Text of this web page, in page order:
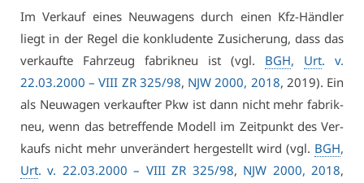
Im Ver­kauf ei­nes Neu­wa­gens durch ei­nen Kfz-Händ­ler
liegt in der Re­gel die kon­klu­den­te Zu­si­che­rung, dass das
ver­kauf­te Fahr­zeug fa­brik­neu ist (vgl. BGH, Urt. v.
22.03.2000 –VI­II ZR 325/98, NJW 2000, 2018, 2019). Ein
als Neu­wa­gen ver­kauf­ter Pkw ist dann nicht mehr fa­brik­
neu, wenn das be­tref­fen­de Mo­dell im Zeit­punkt des Ver­
kaufs nicht mehr un­ver­än­dert her­ge­stellt wird (vgl. BGH,
Urt. v. 22.03.2000 – VI­II ZR 325/98, NJW 2000, 2018,